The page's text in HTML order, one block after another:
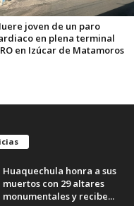
joven de un paro
en plena terminal
en Izúcar de Matamoros
Huaquechula honra a sus
muertos con 29 altares
monumentales y recibe...